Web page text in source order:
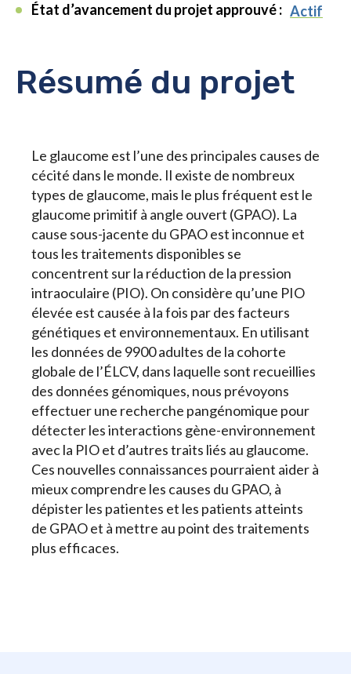
État d’avancement du projet approuvé : Actif
Résumé du projet
Le glaucome est l’une des principales causes de
cécité dans le monde. Il existe de nombreux
types de glaucome, mais le plus fréquent est le
glaucome primitif à angle ouvert (GPAO). La
cause sous-jacente du GPAO est inconnue et
tous les traitements disponibles se
concentrent sur la réduction de la pression
intraoculaire (PIO). On considère qu’une PIO
élevée est causée à la fois par des facteurs
génétiques et environnementaux. En utilisant
les données de 9900 adultes de la cohorte
globale de l’ÉLCV, dans laquelle sont recueillies
des données génomiques, nous prévoyons
effectuer une recherche pangénomique pour
détecter les interactions gène-environnement
avec la PIO et d’autres traits liés au glaucome.
Ces nouvelles connaissances pourraient aider à
mieux comprendre les causes du GPAO, à
dépister les patientes et les patients atteints
de GPAO et à mettre au point des traitements
plus efficaces.